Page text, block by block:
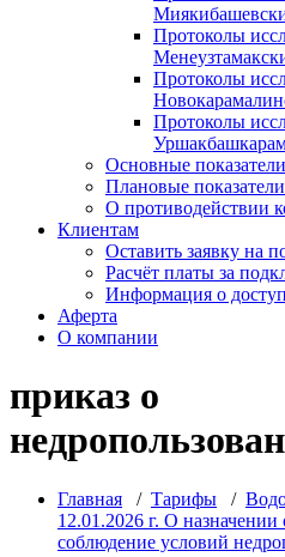
Протоколы
Протоколы
Протоколы
Основные показатели
Плановые показатели
О противодействии
Клиентам
Оставить заявку на
Расчёт платы за
Информация о
Аферта
О компании
приказ о
Главная / Тарифы /
12.01.2026 г. О назначении
соблюдение условий